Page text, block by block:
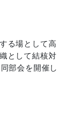
る場として高
として結核対
部会を開催し